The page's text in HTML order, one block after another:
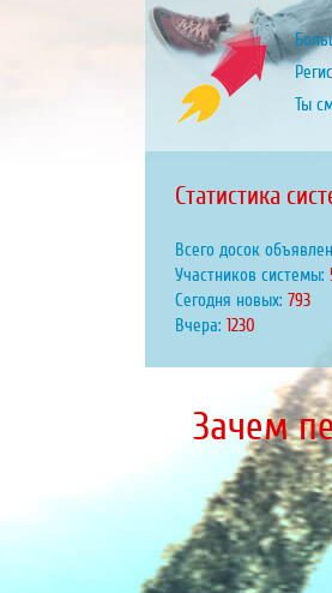
Ты
Статистика
Всего досок
Участников системы:
Сегодня новых: 872
Вчера: 1354
Зачем